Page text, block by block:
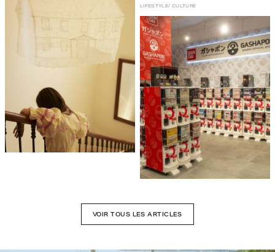
CULTURE
LIFESTYLE
VOIR TOUS LES ARTICLES